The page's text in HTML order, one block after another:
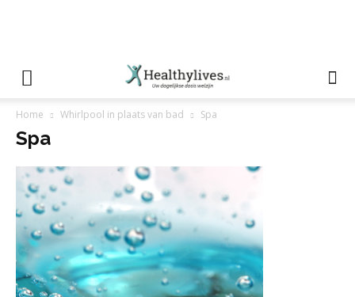
Home Whirlpool in plaats van bad Spa
Spa